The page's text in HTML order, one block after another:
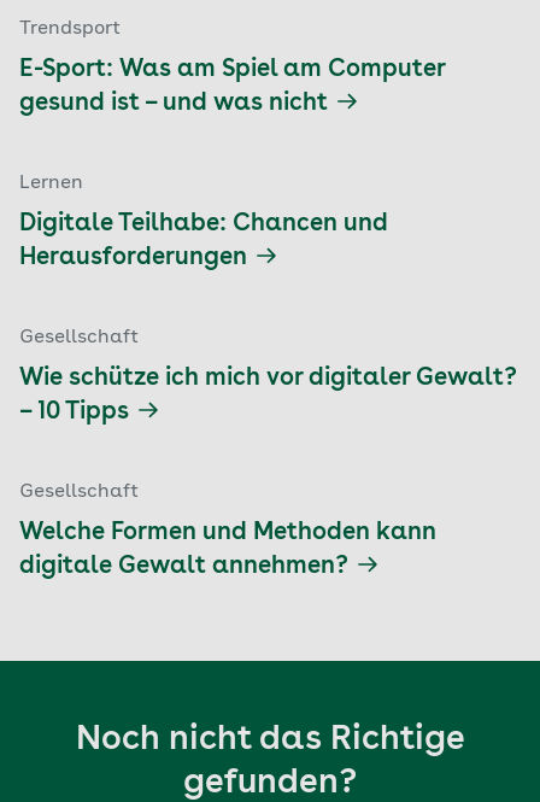
Trendsport
E-Sport: Was am Spiel am Computer
gesund ist – und was nicht
Lernen
Digitale Teilhabe: Chancen und
Herausforderungen
Gesellschaft
Wie schütze ich mich vor digitaler Gewalt?
– 10 Tipps
Gesellschaft
Welche Formen und Methoden kann
digitale Gewalt annehmen?
Noch nicht das Richtige
gefunden?